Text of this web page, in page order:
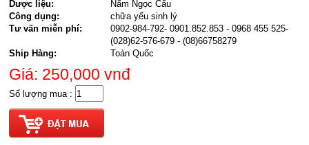
Dược liệu:
Nấm Ngọc Cẩu
Công dụng:
chữa yếu sinh lý
Tư vấn miễn phí:
0902-984-792- 0901.852.853 - 0968 455 525-
(028)62-576-679 - (08)66758279
Ship Hàng:
Toàn Quốc
Giá: 250,000vnđ
Số lượng mua :